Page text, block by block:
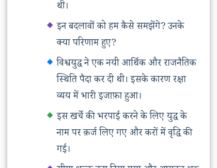
थी।
इन बदलावों को हम कैसे समझेंगे? उनके
क्या परिणाम हुए?
विश्वयुद्ध ने एक नयी आर्थिक और राजनैतिक
स्थिति पैदा कर दी थी। इसके कारण रक्षा
व्यय में भारी इजाफ़ा हुआ।
इस खर्चे की भरपाई करने के लिए युद्ध के
नाम पर क़र्ज लिए गए और करों में वृद्धि की
गई।